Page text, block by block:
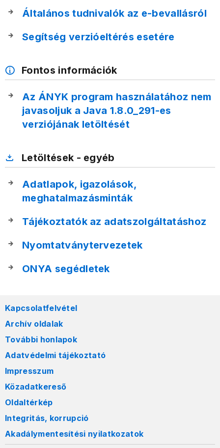
Általános tudnivalók az e-bevallásról
Segítség verzióeltérés esetére
Fontos információk
Az ÁNYK program használatához nem
javasoljuk a Java 1.8.0_291-es
verziójának letöltését
Letöltések - egyéb
Adatlapok, igazolások,
meghatalmazásminták
Tájékoztatók az adatszolgáltatáshoz
Nyomtatványtervezetek
ONYA segédletek
Kapcsolatfelvétel
Archív oldalak
További honlapok
Adatvédelmi tájékoztató
Impresszum
Közadatkereső
Oldaltérkép
Integritás, korrupció
Akadálymentesítési nyilatkozatok